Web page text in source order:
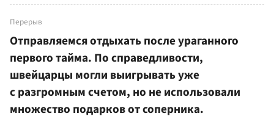
Перерыв
Отправляемся отдыхать после ураганного
первого тайма. По справедливости,
швейцарцы могли выигрывать уже
с разгромным счетом, но не использовали
множество подарков от соперника.